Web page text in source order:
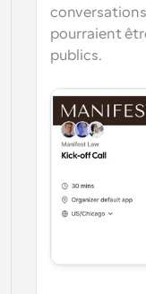
pourraient
publics.